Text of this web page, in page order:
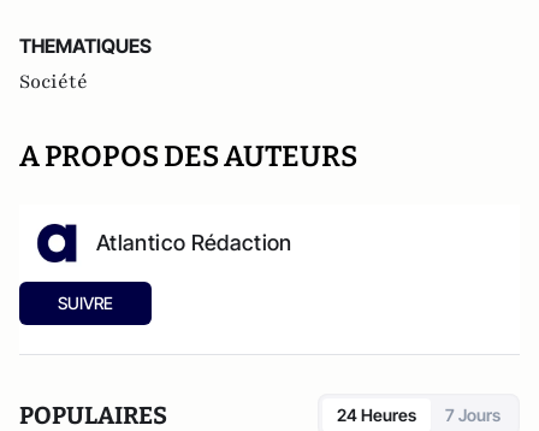
THEMATIQUES
Société
A PROPOS DES AUTEURS
Atlantico Rédaction
SUIVRE
POPULAIRES 24 Heures 7 Jours